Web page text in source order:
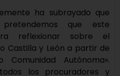
ha subrayado que
que este
reflexionar sobre el
Castilla y León a partir de
Autónoma».
los procuradores y